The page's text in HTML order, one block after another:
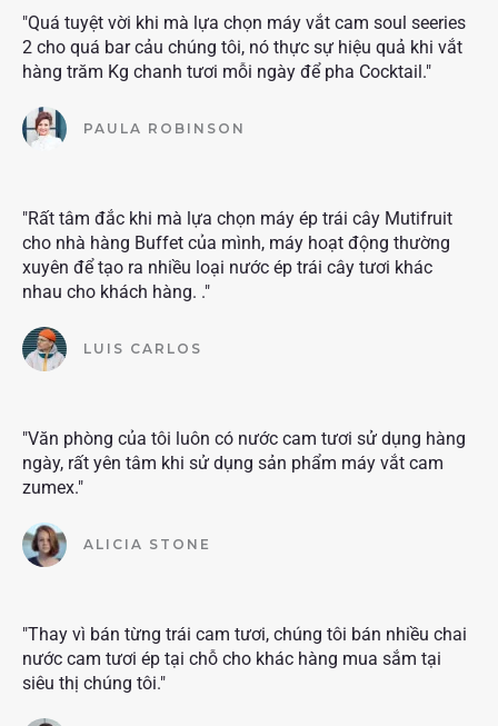
"Quá tuyệt vời khi mà lựa chọn máy vắt cam soul seeries
2 cho quá bar cảu chúng tôi, nó thực sự hiệu quả khi vắt
hàng trăm Kg chanh tươi mỗi ngày để pha Cocktail."
PAULA ROBINSON
"Rất tâm đắc khi mà lựa chọn máy ép trái cây Mutifruit
cho nhà hàng Buffet của mình, máy hoạt động thường
xuyên để tạo ra nhiều loại nước ép trái cây tươi khác
nhau cho khách hàng. ."
LUIS CARLOS
"Văn phòng của tôi luôn có nước cam tươi sử dụng hàng
ngày, rất yên tâm khi sử dụng sản phẩm máy vắt cam
zumex."
ALICIA STONE
"Thay vì bán từng trái cam tươi, chúng tôi bán nhiều chai
nước cam tươi ép tại chỗ cho khác hàng mua sắm tại
siêu thị chúng tôi."